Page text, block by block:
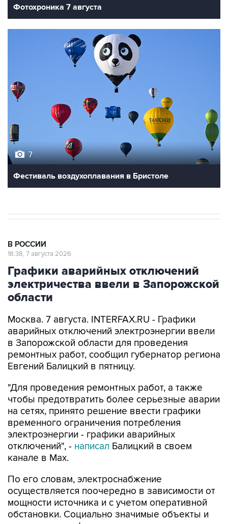
Фотохроника 7 августа
7
Фестиваль воздухоплавания в Бристоле
В РОССИИ
18:38, 7 августа 2026
Графики аварийных отключений
электричества ввели в Запорожской
области
Москва. 7 августа. INTERFAX.RU - Графики
аварийных отключений электроэнергии ввели
в Запорожской области для проведения
ремонтных работ, сообщил губернатор региона
Евгений Балицкий в пятницу.
"Для проведения ремонтных работ, а также
чтобы предотвратить более серьезные аварии
на сетях, принято решение ввести графики
временного ограничения потребления
электроэнергии - графики аварийных
отключений", - написал Балицкий в своем
канале в Max.
По его словам, электроснабжение
осуществляется поочередно в зависимости от
мощности источника и с учетом оперативной
обстановки. Социально значимые объекты и